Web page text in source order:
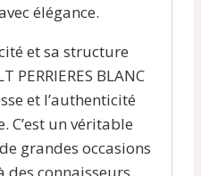
élégance.
et sa structure
PERRIERES BLANC
et l’authenticité
C’est un véritable
grandes occasions
des connaisseurs